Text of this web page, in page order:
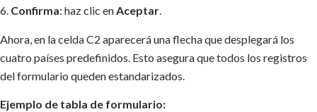
6. Confirma: haz clic enAceptar.
Ahora, en la celda C2 aparecerá una flecha que desplegará los
cuatro países predefinidos. Esto asegura que todos los registros
del formulario queden estandarizados.
Ejemplo de tabla de formulario: